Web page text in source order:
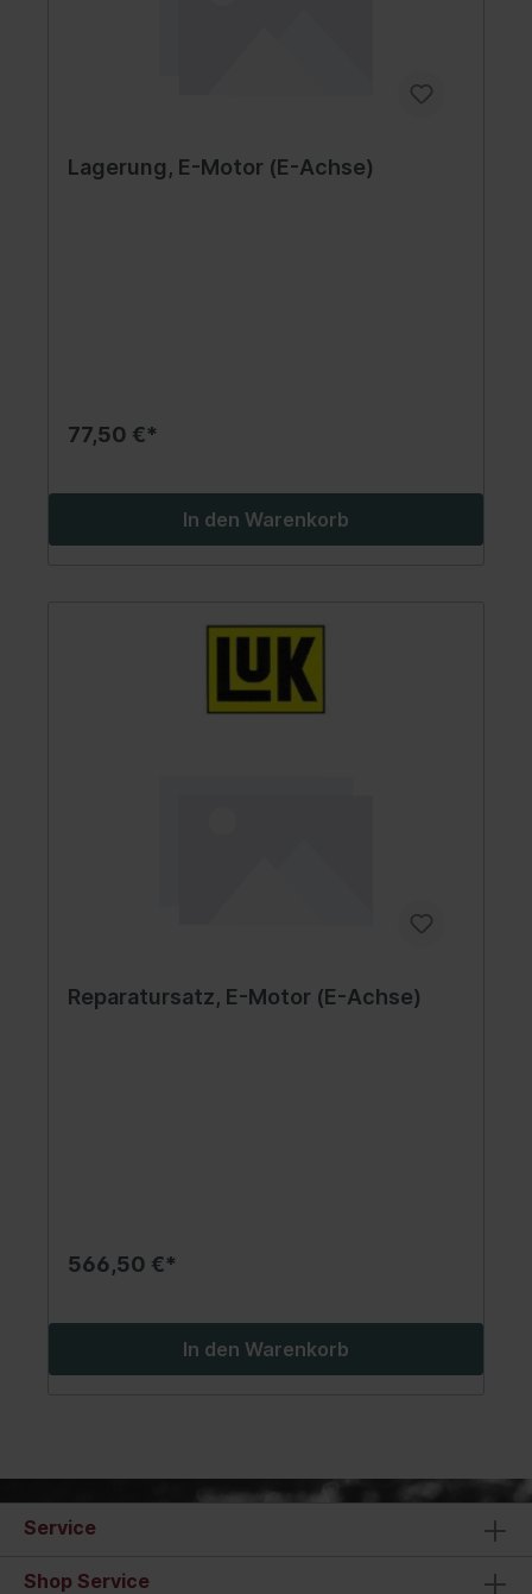
Lagerung, E-Motor (E-Achse)
77,50 €*
In den Warenkorb
Reparatursatz, E-Motor (E-Achse)
566,50 €*
In den Warenkorb
Service
Shop Service